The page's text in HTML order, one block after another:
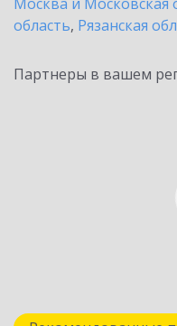
область, Рязанская
Партнеры в вашем